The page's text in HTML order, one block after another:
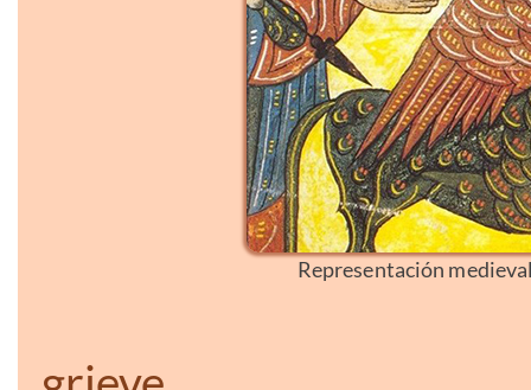
Representación